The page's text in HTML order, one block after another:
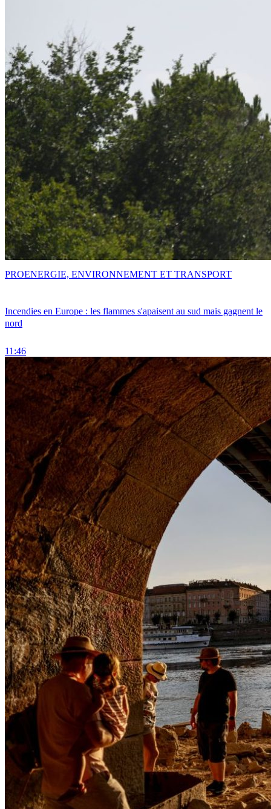
Incendies en Europe : les flammes s'apaisent au sud mais gagnent le
nord
11:46
PROENERGIE, ENVIRONNEMENT ET TRANSPORT